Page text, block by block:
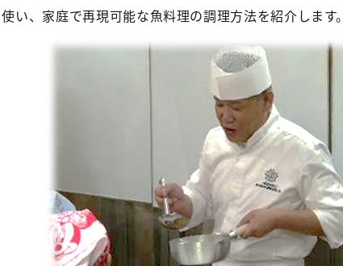
い、家庭で再現可能な魚料理の調理方法を紹介します